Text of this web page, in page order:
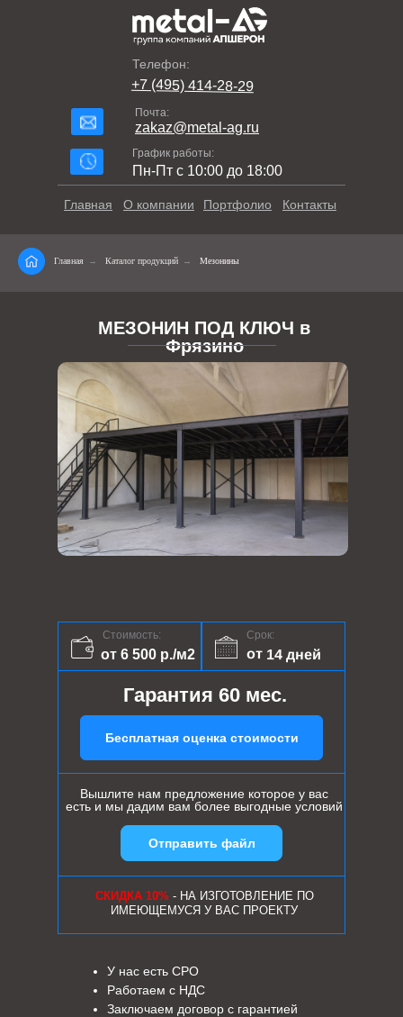
Телефон:
+7 (495) 414-28-29
Почта:
zakaz@metal-ag.ru
График работы:
Пн-Пт с 10:00 до 18:00
Контакты
Портфолио
О компании
Главная
Главная → Каталог продукций → Мезонины
МЕЗОНИН ПОД КЛЮЧ в
Фрязино
Срок:
от 14 дней
Стоимость:
от 6 500 р./м2
Гарантия 60 мес.
Бесплатная оценка стоимости
Вышлите нам предложение которое у вас
есть и мы дадим вам более выгодные условий
СКИДКА 10%- НА ИЗГОТОВЛЕНИЕ ПО
ИМЕЮЩЕМУСЯ У ВАС ПРОЕКТУ
У нас есть СРО
Работаем с НДС
Заключаем договор с гарантией
Отправить файл